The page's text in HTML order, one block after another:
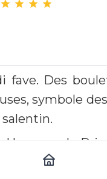
fave. Des
symbole
salentin.
Un verre de
est